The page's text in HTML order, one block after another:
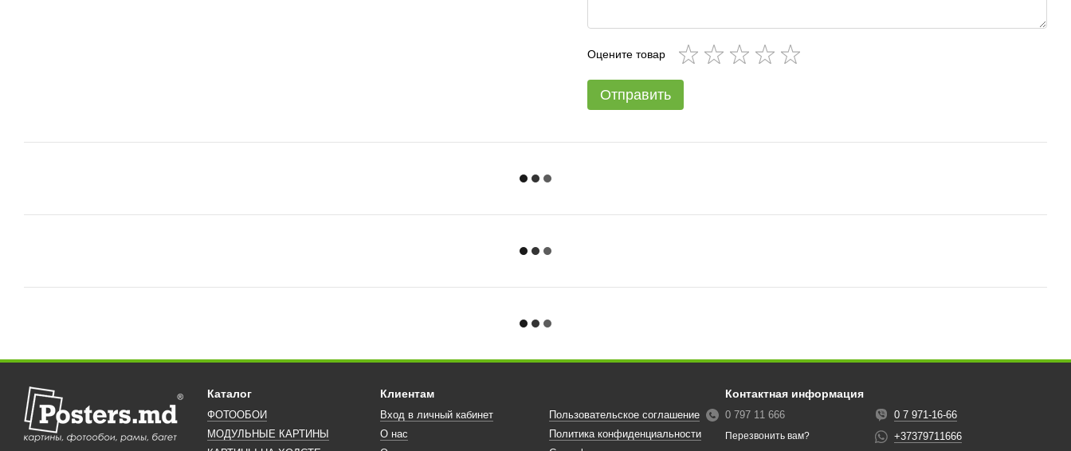
Оцените товар
Отправить
Каталог
ФОТООБОИ
МОДУЛЬНЫЕ КАРТИНЫ
Клиентам
Вход в личный кабинет
О нас
Пользовательское соглашение
Политика конфиденциальности
Контактная информация
0 797 11 666
Перезвонить вам?
0 7 971-16-66
+37379711666